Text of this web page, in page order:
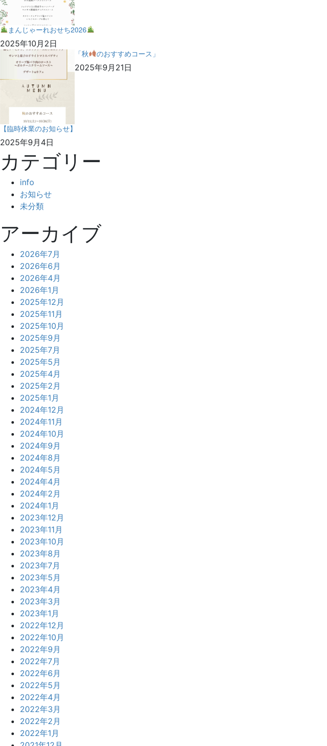
まんじゃーれおせち2026
2025年10月2日
「秋
のおすすめコース」
2025年9月21日
【臨時休業のお知らせ】
2025年9月4日
カテゴリー
info
お知らせ
未分類
アーカイブ
2026年7月
2026年6月
2026年4月
2026年1月
2025年12月
2025年11月
2025年10月
2025年9月
2025年7月
2025年5月
2025年4月
2025年2月
2025年1月
2024年12月
2024年11月
2024年10月
2024年9月
2024年8月
2024年5月
2024年4月
2024年2月
2024年1月
2023年12月
2023年11月
2023年10月
2023年8月
2023年7月
2023年5月
2023年4月
2023年3月
2023年1月
2022年12月
2022年10月
2022年9月
2022年7月
2022年6月
2022年5月
2022年4月
2022年3月
2022年2月
2022年1月